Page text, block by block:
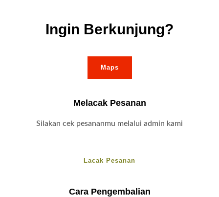
Ingin Berkunjung?
Maps
Melacak Pesanan
Silakan cek pesananmu melalui admin kami
Lacak Pesanan
Cara Pengembalian